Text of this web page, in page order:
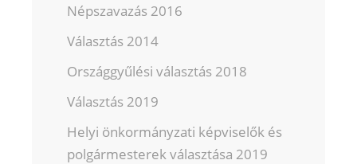
Népszavazás 2016
Választás 2014
Országgyűlési választás 2018
Választás 2019
Helyi önkormányzati képviselők és
polgármesterek választása 2019